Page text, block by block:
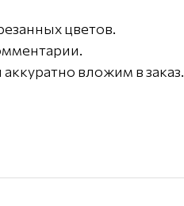
цветов.
вложим в заказ.